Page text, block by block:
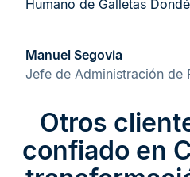
Humano de Galletas
Manuel Segovia
Jefe de Administración de
Otros
confiado en